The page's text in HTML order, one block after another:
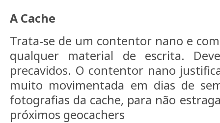
A Cache
Trata-se de um contentor nano e
qualquer material de escrita.
precavidos. O contentor nano
muito movimentada em dias de
fotografias da cache, para não
próximos geocachers